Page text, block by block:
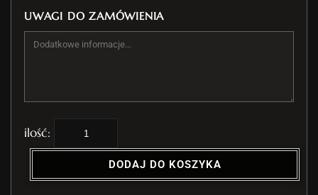
UWAGI DO ZAMÓWIENIA
l
DODAJ DO KOSZYKA